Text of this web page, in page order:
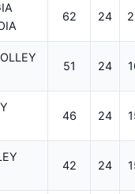
62 24
51 24
46 24
42 24